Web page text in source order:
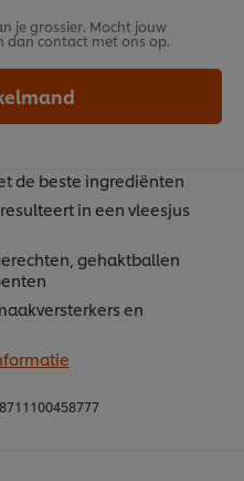
je grossier. Mocht jouw
dan contact met ons op.
de beste ingrediënten
in een vleesjus
gehaktballen
en
8711100458777